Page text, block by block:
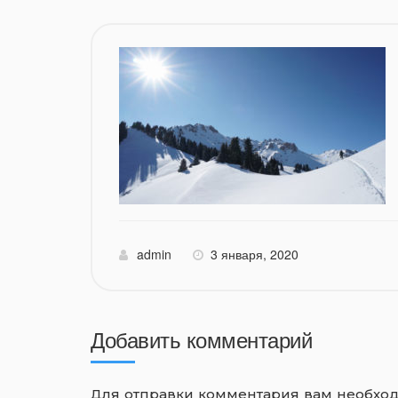
admin 3 января, 2020
Добавить комментарий
Для отправки комментария вам